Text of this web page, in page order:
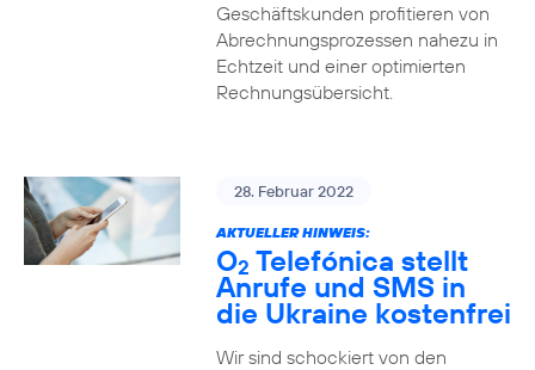
Geschäftskunden profitieren von
Abrechnungsprozessen nahezu in
Echtzeit und einer optimierten
Rechnungsübersicht.
28. Februar 2022
AKTUELLER HINWEIS:
O2 Telefónica stellt
Anrufe und SMS in
die Ukraine kostenfrei
Wir sind schockiert von den